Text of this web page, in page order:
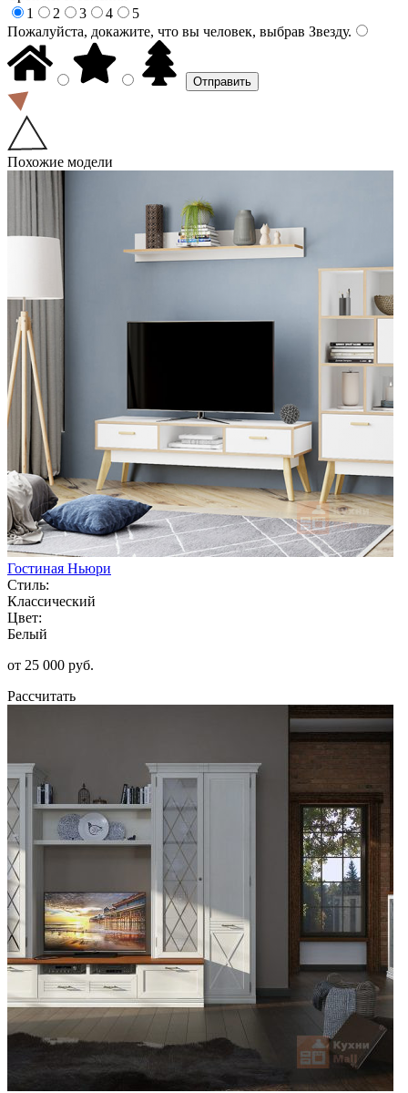
1
2 3 4
5
Пожалуйста, докажите, что вы человек, выбрав Звезду.
Похожие модели
Гостиная Ньюри
Стиль:
Классический
Цвет:
Белый
от 25 000 руб.
Рассчитать